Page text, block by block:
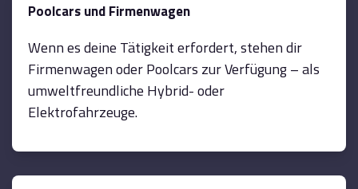
Poolcars und Firmenwagen
Wenn es deine Tätigkeit erfordert, stehen dir
Firmenwagen oder Poolcars zur Verfügung – als
umweltfreundliche Hybrid- oder
Elektrofahrzeuge.